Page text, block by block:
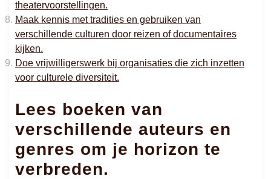
theatervoorstellingen.
Maak kennis met tradities en gebruiken van
verschillende culturen door reizen of documentaires
kijken.
Doe vrijwilligerswerk bij organisaties die zich inzetten
voor culturele diversiteit.
Lees boeken van
verschillende auteurs en
genres om je horizon te
verbreden.